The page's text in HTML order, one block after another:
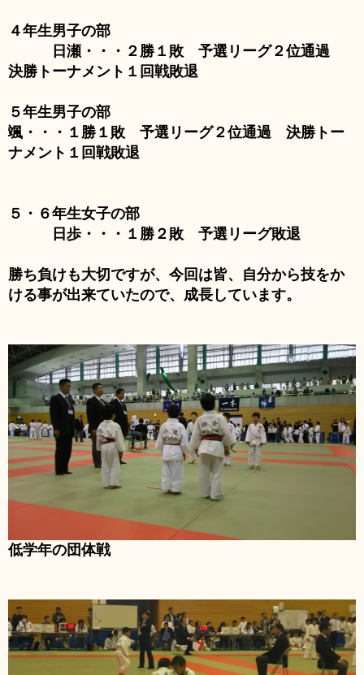
４年生男子の部
日瀬・・・２勝１敗 予選リーグ２位通過
決勝トーナメント１回戦敗退
５年生男子の部
颯・・・１勝１敗 予選リーグ２位通過 決勝トー
ナメント１回戦敗退
５・６年生女子の部
日歩・・・１勝２敗 予選リーグ敗退
勝ち負けも大切ですが、今回は皆、自分から技をか
ける事が出来ていたので、成長しています。
低学年の団体戦